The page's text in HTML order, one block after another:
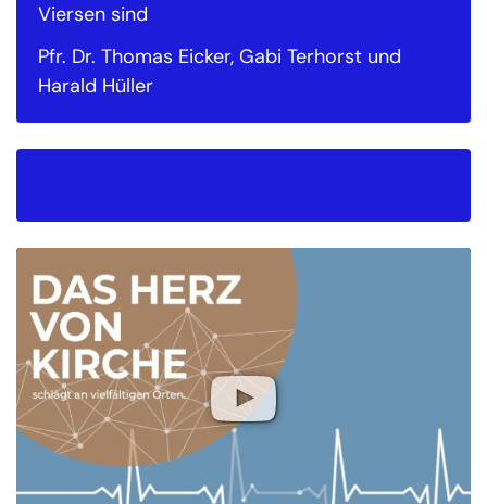
Viersen sind
Pfr. Dr. Thomas Eicker, Gabi Terhorst und
Harald Hüller